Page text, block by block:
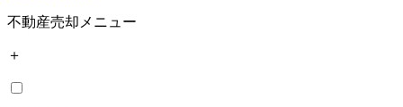
不動産売却メニュー
＋